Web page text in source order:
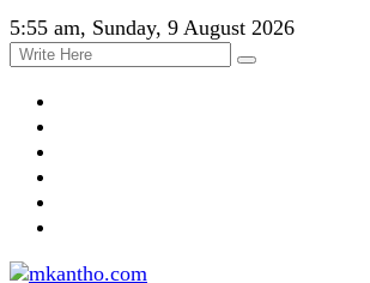
5:55 am, Sunday, 9 August 2026